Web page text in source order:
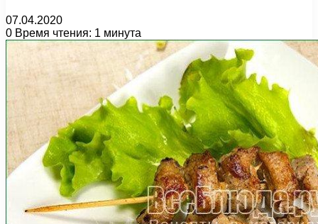
07.04.2020
0 Время чтения: 1 минута